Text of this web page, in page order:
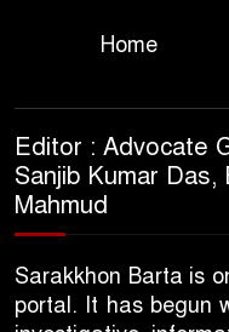
Home
Editor : Advocate
Sanjib Kumar
Mahmud
Sarakkhon Barta is
portal. It has begun